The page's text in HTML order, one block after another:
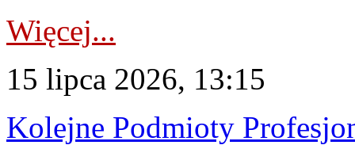
Więcej...
15 lipca 2026, 13:15
Kolejne Podmioty